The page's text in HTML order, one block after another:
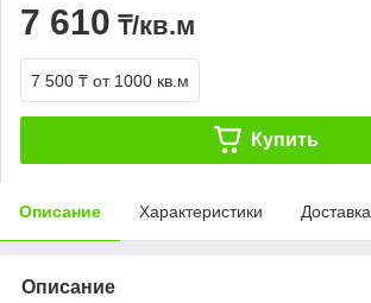
7 610 ₸/кв.м
7 500 ₸ от 1000 кв.м
Купить
Описание Характеристики Доставка
Описание